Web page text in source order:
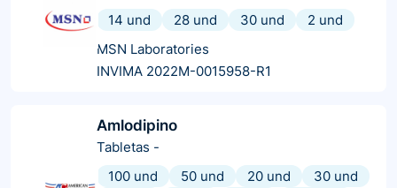
14 und
28 und 30 und
2 und
MSN Laboratories
INVIMA 2022M-0015958-R1
Amlodipino
Tabletas -
100 und
50 und 20 und
30 und